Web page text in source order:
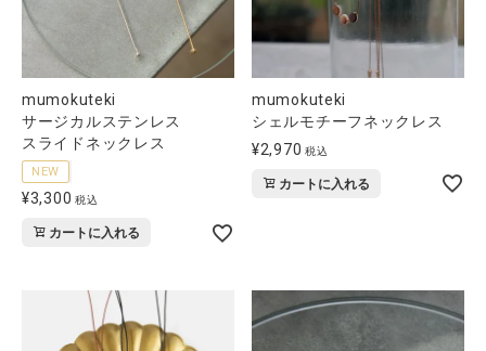
mumokuteki
サージカルステンレス
スライドネックレス
NEW
¥3,300 税込
カートに入れる
mumokuteki
シェルモチーフネックレス
¥2,970 税込
カートに入れる